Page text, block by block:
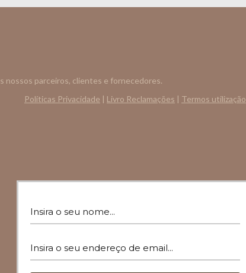
nossos parceiros, clientes e fornecedores.
Políticas Privacidade | Livro Reclamações | Termos utilização